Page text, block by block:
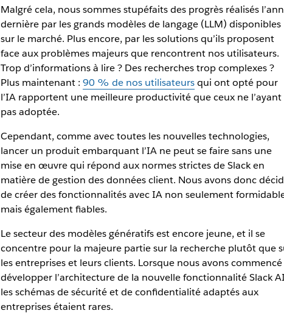
Malgré cela, nous sommes stupéfaits des progrès réalisés
dernière par les grands modèles de langage (LLM) disponibles
sur le marché. Plus encore, par les solutions qu’ils proposent
face aux problèmes majeurs que rencontrent nos utilisateurs.
Trop d’informations à lire ? Des recherches trop complexes ?
Plus maintenant : 90 % de nos utilisateursqui ont opté pour
l’IA rapportent une meilleure productivité que ceux ne l’ayant
pas adoptée.
Cependant, comme avec toutes les nouvelles technologies,
lancer un produit embarquant l’IA ne peut se faire sans une
mise en œuvre qui répond aux normes strictes de Slack en
matière de gestion des données client. Nous avons donc
de créer des fonctionnalités avec IA non seulement
mais également fiables.
Le secteur des modèles génératifs est encore jeune, et il se
concentre pour la majeure partie sur la recherche plutôt que
les entreprises et leurs clients. Lorsque nous avons commencé
développer l’architecture de la nouvelle fonctionnalité Slack
les schémas de sécurité et de confidentialité adaptés aux
entreprises étaient rares.